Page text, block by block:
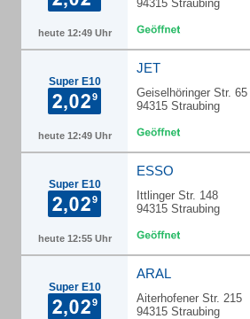
heute 12:49 Uhr
94315 Straubing
Super E10
heute 12:49 Uhr
JET
Geiselhöringer Str. 65
94315 Straubing
Super E10
heute 12:55 Uhr
ESSO
Ittlinger Str. 148
94315 Straubing
Super E10
ARAL
Aiterhofener Str. 215
94315 Straubing